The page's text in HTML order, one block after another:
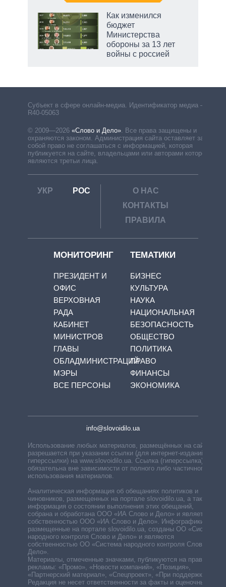
Как изменился
бюджет
Министерства
обороны за 13 лет
войны с россией
Субъект в сфере онлайн-медиа. Идентификатор медиа –
R40-05063
© 2009—2026 «Слово и Дело» Все права защищены и
охраняются законом. Администрация сайта оставляет за
собой право не соглашаться с информацией, которая
публикуется на сайте, владельцами или авторами которой
являются третьи лица.
УКР РОС
О НАС
КОНТАКТЫ
ПРАВИЛА
МОНИТОРИНГ
ПРЕЗИДЕНТ И
ОФИС
ВЕРХОВНАЯ
РАДА
КАБИНЕТ
МИНИСТРОВ
ГЛАВЫ
ОБЛАДМИНИСТРАЦИЙ
МЭРЫ
ВСЕ ПЕРСОНЫ
ТЕМАТИКИ
БИЗНЕС
КУЛЬТУРА
НАУКА
НАЦИОНАЛЬНАЯ
БЕЗОПАСНОСТЬ
ОБЩЕСТВО
ПОЛИТИКА
ПРАВО
ФИНАНСЫ
ЭКОНОМИКА
info@slovoidilo.ua
Использование любых материалов, размещённых на сайте,
разрешается при указании ссылки (для интернет-изданий —
гиперссылки) на www.slovoidilo.ua. Ссылка (гиперссылка)
обязательна вне зависимости от полного либо частичного
использования материалов.
Аналитическая информация об обещаниях политиков и
чиновников, размещенных на портале slovoidilo.ua, а также
информация о состоянии выполнения этих обещаний,
собрана и обработана ООО «ИА Слово и Дело» и является
собственностью ООО «ИА Слово и Дело». Инфографики,
размещенные на портале slovoidilo.ua, созданы ОО «Система
народного контроля Слово и Дело» и являются
собственностью ОО «Система народного контроля Слово и
Дело».
Материалы, отмеченные значками, публикуются на правах
рекламы: «Промо», «Новости компаний», «Позиция»,
«Партнерский материал», «Спецпроект», «При поддержке».
Редакция не несет ответственности за факты и оценочные